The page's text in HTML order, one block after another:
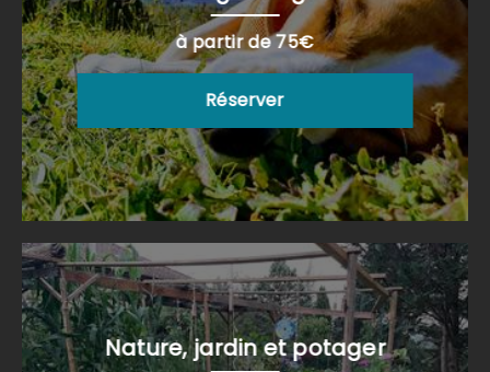
à partir de 75€
Réserver
Nature, jardin et potager